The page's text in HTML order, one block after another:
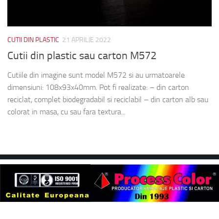
CUTII DIN PLASTIC 21 APRILIE 2022
Cutii din plastic sau carton M572
Cutiile din imagine sunt model M572 si au urmatoarele
dimensiuni: 108x93x40mm. Pot fi realizate: – din carton
reciclat, complet biodegradabil si reciclabil – din carton alb sau
colorat in masa, cu sau fara textura...